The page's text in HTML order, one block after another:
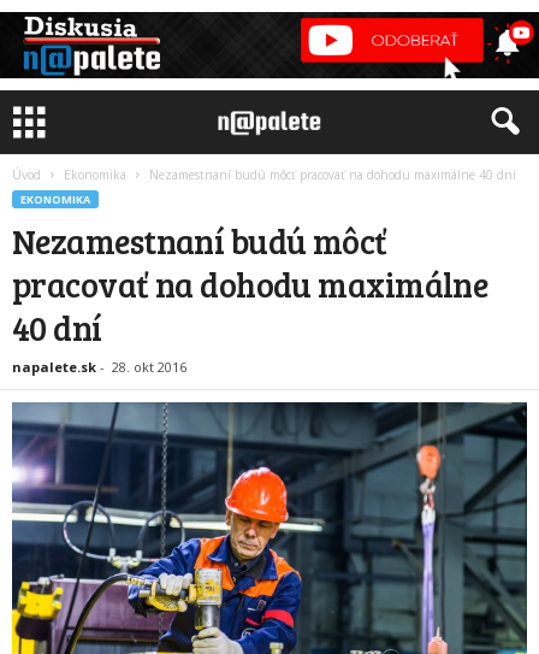
Úvod Ekonomika Nezamestnaní budú môcť pracovať na dohodu maximálne 40 dní
EKONOMIKA
Nezamestnaní budú môcť
pracovať na dohodu maximálne
40 dní
napalete.sk - 28. okt 2016